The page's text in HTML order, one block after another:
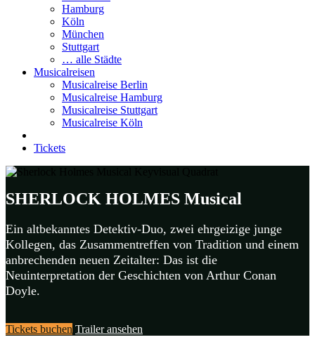
Hamburg
Köln
München
Stuttgart
… alle Städte
Musicalreisen
Musicalreise Berlin
Musicalreise Hamburg
Musicalreise Stuttgart
Musicalreise Köln
Tickets
SHERLOCK HOLMES Musical
Ein altbekanntes Detektiv-Duo, zwei ehrgeizige junge
Kollegen, das Zusammentreffen von Tradition und einem
anbrechenden neuen Zeitalter: Das ist die
Neuinterpretation der Geschichten von Arthur Conan
Doyle.
Tickets buchen Trailer ansehen